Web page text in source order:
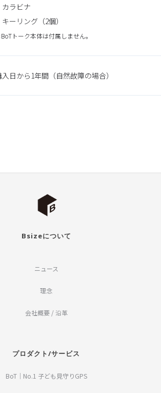
カラビナ
キーリング（2個）
BoTトーク本体は付属しません。
入日から1年間（自然故障の場合）
Bsizeについて
ニュース
理念
会社概要 / 沿革
プロダクト/サービス
BoT｜No.1 子ども見守りGPS